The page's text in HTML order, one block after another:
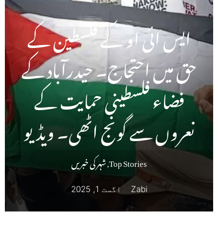
ایس ائی او کے فلسطین کے
حق میں احتجاج۔ حیدرآباد کے
فضاء فلسطینی حمایت کے
نعروں سے گونج اٹھی۔ ویڈیو
Top Stories
,شہر کی خبریں
Zabi اگست 1, 2025